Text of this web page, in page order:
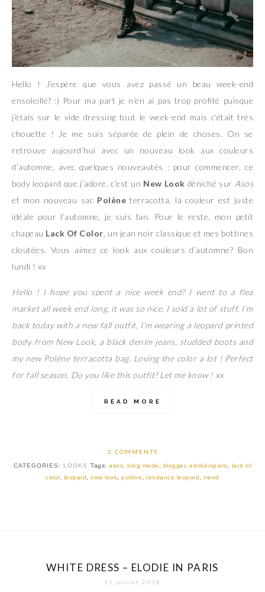
Hello ! J’espère que vous avez passé un beau week-end
ensoleillé? :) Pour ma part je n’en ai pas trop profité puisque
j’étais sur le vide dressing tout le week-end mais c’était très
chouette ! Je me suis séparée de plein de choses. On se
retrouve aujourd’hui avec un nouveau look aux couleurs
d’automne, avec quelques nouveautés : pour commencer, ce
body leopard que j’adore, c’est un New Look déniché sur Asos
et mon nouveau sac Polène terracotta, la couleur est juste
idéale pour l’automne, je suis fan. Pour le reste, mon petit
chapeau Lack Of Color , un jean noir classique et mes bottines
cloutées. Vous aimez ce look aux couleurs d’automne? Bon
lundi ! xx
Hello ! I hope you spent a nice week end? I went to a flea
market all week end long, it was so nice, I sold a lot of stuff. I’m
back today with a new fall outfit, I’m wearing a leopard printed
body from New Look, a black denim jeans, studded boots and
my new Polène terracotta bag. Loving the color a lot ! Perfect
for fall season. Do you like this outfit? Let me know ! xx
READ MORE
2 COMMENTS
CATEGORIES: LOOKS Tags: asos blog mode blogger, elodieinparis
lack of
color, leopard ,new look ,polène ,tendance leopard ,trend
WHITE DRESS – ELODIE IN PARIS
11 juillet 2018